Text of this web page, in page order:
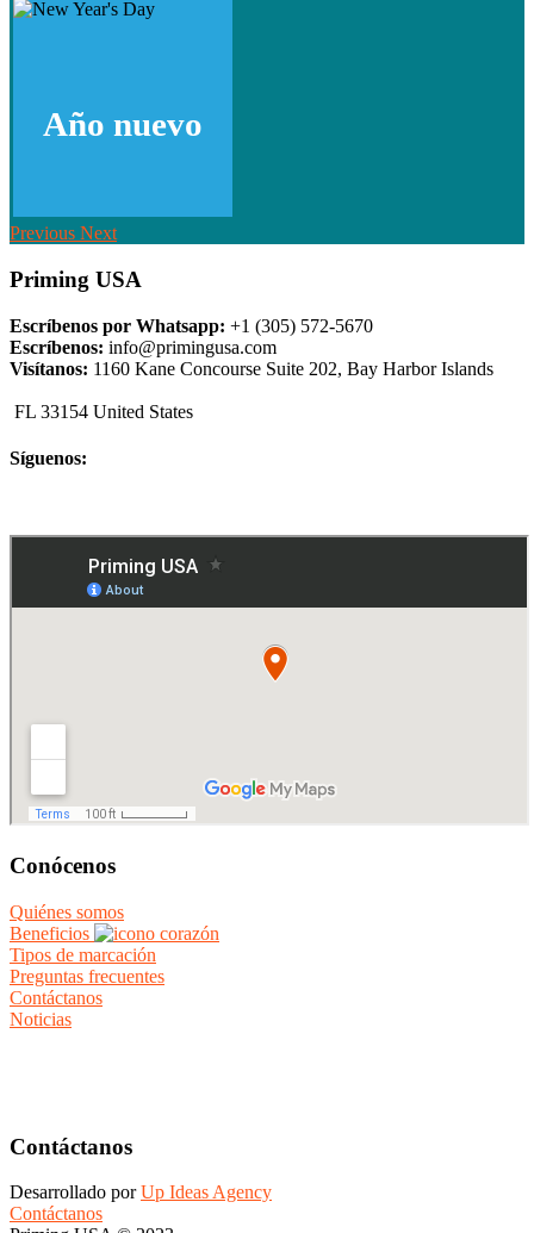
Año nuevo
Previous Next
Priming USA
Escríbenos por Whatsapp: +1 (305) 572-5670
Escríbenos: info@primingusa.com
Visítanos: 1160 Kane Concourse Suite 202, Bay Harbor Islands
FL 33154 United States
Síguenos:
Conócenos
Quiénes somos
Beneficios
Tipos de marcación
Preguntas frecuentes
Contáctanos
Noticias
Contáctanos
Desarrollado porUp Ideas Agency
Contáctanos